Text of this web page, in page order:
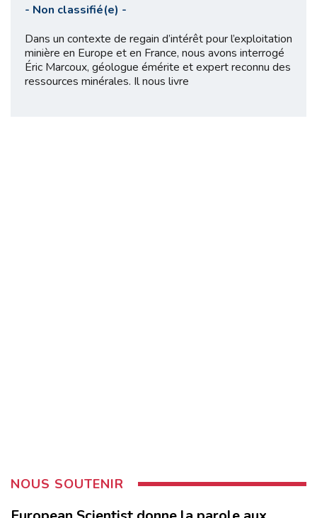
- Non classifié(e) -
Dans un contexte de regain d’intérêt pour l’exploitation
minière en Europe et en France, nous avons interrogé
Éric Marcoux, géologue émérite et expert reconnu des
ressources minérales. Il nous livre
NOUS SOUTENIR